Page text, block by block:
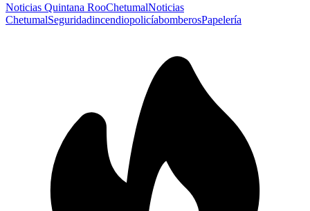
Noticias Quintana RooChetumalNoticias
ChetumalSeguridadincendiopolicíabomberosPapelería